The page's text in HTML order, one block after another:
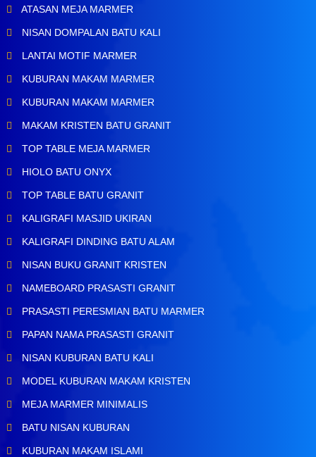
ATASAN MEJA MARMER
NISAN DOMPALAN BATU KALI
LANTAI MOTIF MARMER
KUBURAN MAKAM MARMER
KUBURAN MAKAM MARMER
MAKAM KRISTEN BATU GRANIT
TOP TABLE MEJA MARMER
HIOLO BATU ONYX
TOP TABLE BATU GRANIT
KALIGRAFI MASJID UKIRAN
KALIGRAFI DINDING BATU ALAM
NISAN BUKU GRANIT KRISTEN
NAMEBOARD PRASASTI GRANIT
PRASASTI PERESMIAN BATU MARMER
PAPAN NAMA PRASASTI GRANIT
NISAN KUBURAN BATU KALI
MODEL KUBURAN MAKAM KRISTEN
MEJA MARMER MINIMALIS
BATU NISAN KUBURAN
KUBURAN MAKAM ISLAMI